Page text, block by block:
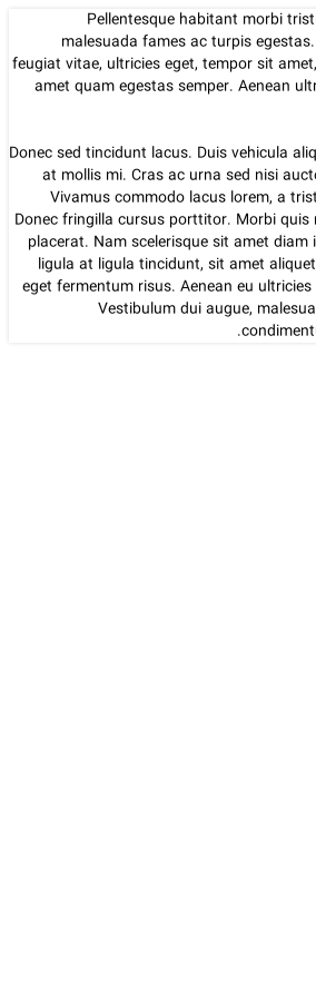
Pellentesque habitant morbi
malesuada fames ac turpis
feugiat vitae, ultricies eget, tempor sit
amet quam egestas semper. Aenean
Donec sed tincidunt lacus. Duis vehicula
at mollis mi. Cras ac urna sed nisi
Vivamus commodo lacus lorem, a
Donec fringilla cursus porttitor. Morbi quis
placerat. Nam scelerisque sit amet
ligula at ligula tincidunt, sit amet
eget fermentum risus. Aenean eu
Vestibulum dui augue,